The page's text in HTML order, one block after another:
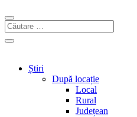
Știri
După locație
Local
Rural
Județean